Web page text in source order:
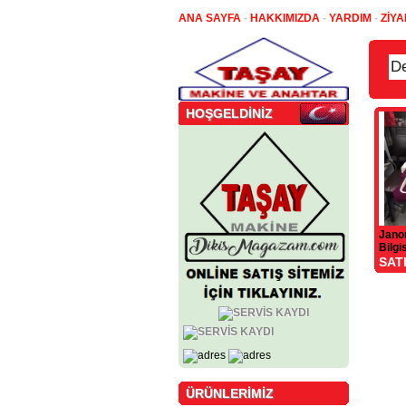
ANA SAYFA - HAKKIMIZDA - YARDIM -
HOŞGELDİNİZ
ÜRÜNLERİMİZ